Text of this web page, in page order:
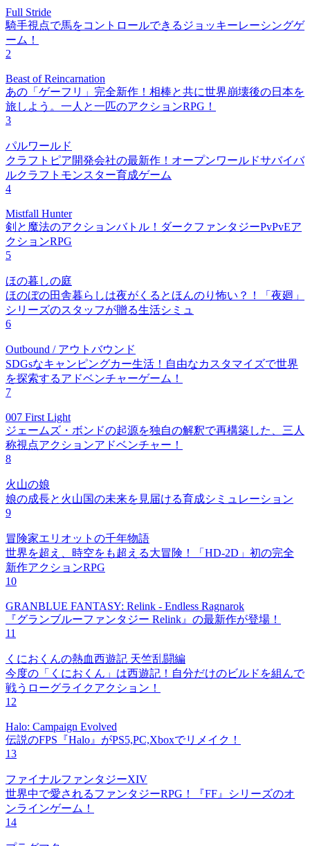
Full Stride
騎手視点で馬をコントロールできるジョッキーレーシングゲ
ーム！
2
Beast of Reincarnation
あの「ゲーフリ」完全新作！相棒と共に世界崩壊後の日本を
旅しよう。一人と一匹のアクションRPG！
3
パルワールド
クラフトピア開発会社の最新作！オープンワールドサバイバ
ルクラフトモンスター育成ゲーム
4
Mistfall Hunter
剣と魔法のアクションバトル！ダークファンタジーPvPvEア
クションRPG
5
ほの暮しの庭
ほのぼの田舎暮らしは夜がくるとほんのり怖い？！「夜廻」
シリーズのスタッフが贈る生活シミュ
6
Outbound / アウトバウンド
SDGsなキャンピングカー生活！自由なカスタマイズで世界
を探索するアドベンチャーゲーム！
7
007 First Light
ジェームズ・ボンドの起源を独自の解釈で再構築した、三人
称視点アクションアドベンチャー！
8
火山の娘
娘の成長と火山国の未来を見届ける育成シミュレーション
9
冒険家エリオットの千年物語
世界を超え、時空をも超える大冒険！「HD-2D」初の完全
新作アクションRPG
10
GRANBLUE FANTASY: Relink - Endless Ragnarok
『グランブルーファンタジー Relink』の最新作が登場！
11
くにおくんの熱血西遊記 天竺乱闘編
今度の「くにおくん」は西遊記！自分だけのビルドを組んで
戦うローグライクアクション！
12
Halo: Campaign Evolved
伝説のFPS『Halo』がPS5,PC,Xboxでリメイク！
13
ファイナルファンタジーXIV
世界中で愛されるファンタジーRPG！『FF』シリーズのオ
ンラインゲーム！
14